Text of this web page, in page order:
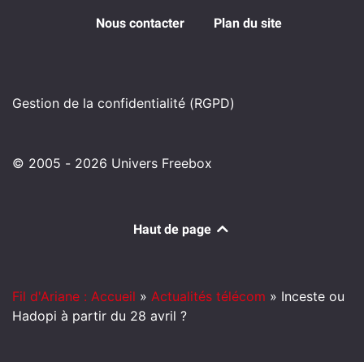
Nous contacter Plan du site
Gestion de la confidentialité (RGPD)
© 2005 - 2026 Univers Freebox
Haut de page
Fil d'Ariane : Accueil » Actualités télécom » Inceste ou
Hadopi à partir du 28 avril ?